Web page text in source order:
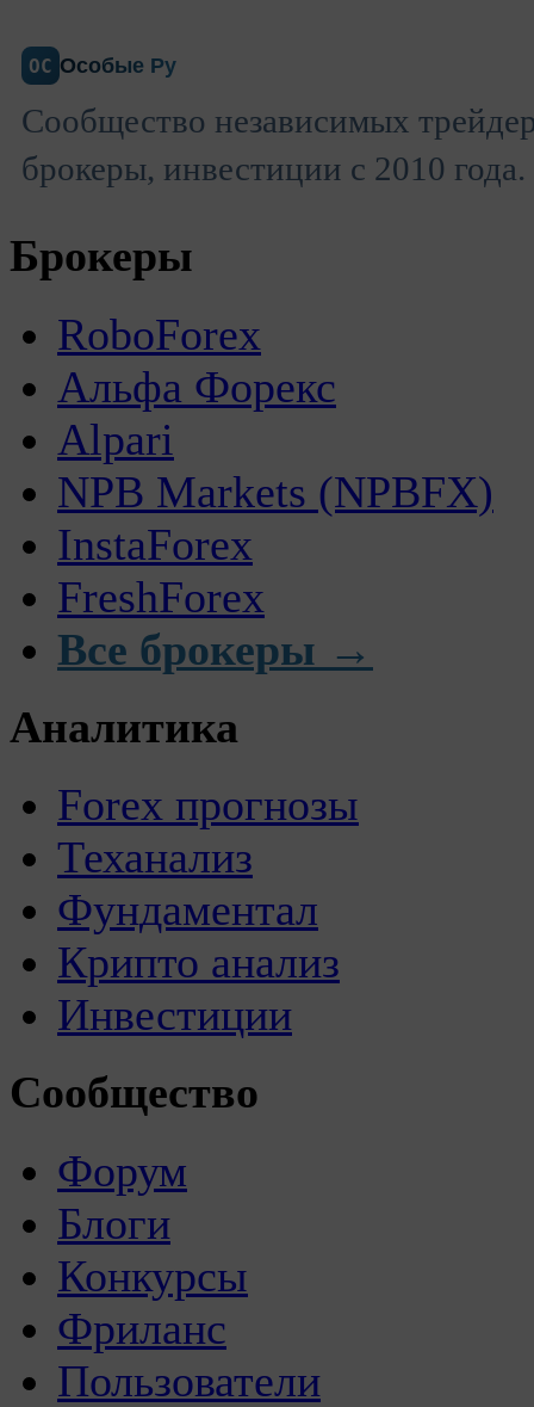
ОС Особые Ру
Сообщество независимых
брокеры, инвестиции с 2010 года.
Брокеры
RoboForex
Альфа Форекс
Alpari
NPB Markets (NPBFX)
InstaForex
FreshForex
Все брокеры →
Аналитика
Forex прогнозы
Теханализ
Фундаментал
Крипто анализ
Инвестиции
Сообщество
Форум
Блоги
Конкурсы
Фриланс
Пользователи